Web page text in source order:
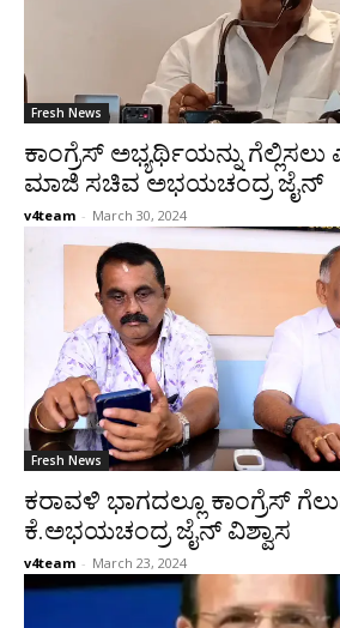
Fresh News
ಕಾಂಗ್ರೆಸ್ ಅಭ್ಯರ್ಥಿಯನ್ನು ಗೆಲ್ಲಿಸಲು
ಮಾಜಿ ಸಚಿವ ಅಭಯಚಂದ್ರ ಜೈನ್
v4team - March 30, 2024
Fresh News
ಕರಾವಳಿ ಭಾಗದಲ್ಲೂ ಕಾಂಗ್ರೆಸ್
ಕೆ.ಅಭಯಚಂದ್ರ ಜೈನ್ ವಿಶ್ವಾಸ
v4team - March 23, 2024